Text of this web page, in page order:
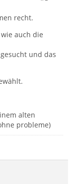
recht.
auch die
und das
alten
probleme)